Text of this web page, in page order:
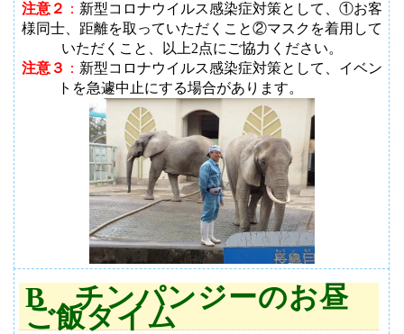
注意２ ： 新型コロナウイルス感染症対策として、①お客
様同士、距離を取っていただくこと②マスクを着用して
いただくこと、以上2点にご協力ください。
注意３ ： 新型コロナウイルス感染症対策として、イベン
トを急遽中止にする場合があります。
B チンパンジーのお昼
ご飯タイム